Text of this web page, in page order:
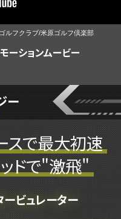
ルフクラブ/米原ゴルフ倶楽部
ーションムービー
ー
スで最大初速
ドで"激飛"
ービュレーター